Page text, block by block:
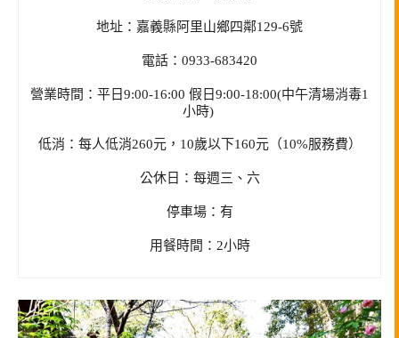
地址：嘉義縣阿里山鄉四鄰129-6號
電話：0933-683420
營業時間：平日9:00-16:00 假日9:00-18:00(中午清場消毒1
小時)
低消：每人低消260元，10歲以下160元（10%服務費）
公休日：每週三、六
停車場：有
用餐時間：2小時